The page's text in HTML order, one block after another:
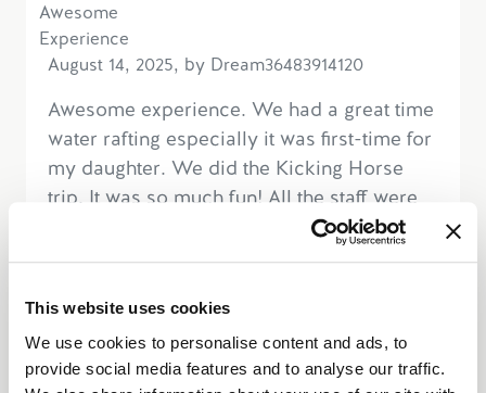
This website uses cookies
We use cookies to personalise content and ads, to
provide social media features and to analyse our traffic.
August 14, 2025, by Dream36483914120
Awesome experience. We had a great time
water rafting especially it was first-time for
my daughter. We did the Kicking Horse
trip. It was so much fun! All the staff were
top notch and knowledgeable...